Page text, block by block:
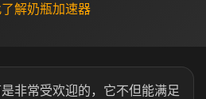
解奶瓶加速器
非常受欢迎的，它不但能满足